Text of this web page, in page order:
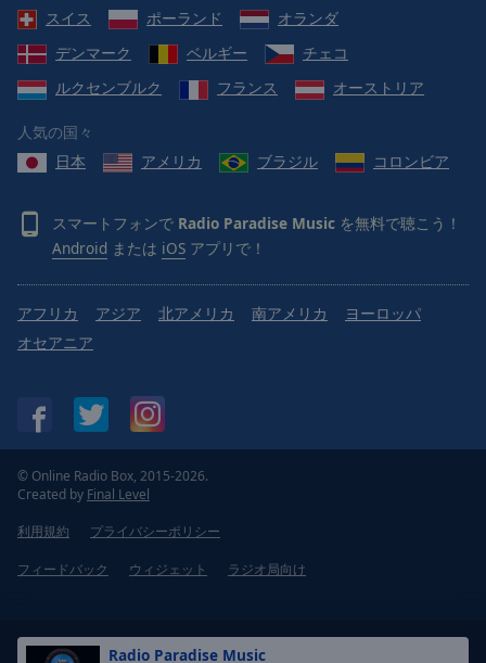
Radio Paradise Music
スイス
ポーランド
オランダ
デンマーク
ベルギー
チェコ
ルクセンブルク
フランス オーストリア
人気の国々
日本
アメリカ ブラジル コロンビア
スマートフォンで Radio Paradise Music を無料で聴こう！
Android または iOS アプリで！
アフリカ アジア 北アメリカ 南アメリカ
ヨーロッパ
オセアニア
© Online Radio Box, 2015-2026.
Created by Final Level
利用規約
プライバシーポリシー
フィードバック ウィジェット ラジオ局向け